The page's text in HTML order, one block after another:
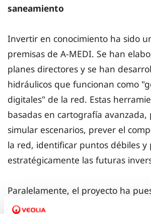
saneamiento
Invertir en conocimiento ha sido
premisas de A-MEDI. Se han
planes directores y se han
hidráulicos que funcionan como
digitales" de la red. Estas
basadas en cartografía avanzada,
simular escenarios, prever el
la red, identificar puntos débiles y
estratégicamente las futuras
Paralelamente, el proyecto ha
redes de alcantarillado y